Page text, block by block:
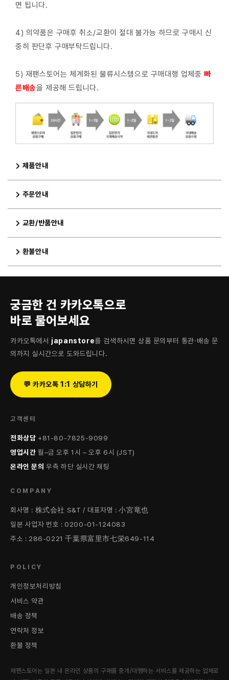
면 됩니다.
4) 의약품은 구매후 취소/교환이 절대 불가능 하므로 구매시 신
중히 판단후 구매부탁드립니다.
5) 재팬스토어는 체계화된 물류시스템으로 구매대행 업체중빠
른배송을 제공해 드립니다.
제품안내
주문안내
교환/반품안내
환불안내
궁금한 건 카카오톡으로
바로 물어보세요
카카오톡에서 japanstore를 검색하시면 상품 문의부터 통관·배송 문
의까지 실시간으로 도와드립니다.
💬 카카오톡 1:1 상담하기
고객센터
전화상담 +81-80-7825-9099
영업시간 월–금 오후 1시 – 오후 6시 (JST)
온라인 문의 우측 하단 실시간 채팅
COMPANY
회사명 : 株式会社 S&T / 대표자명 : 小宮竜也
일본 사업자 번호 : 0200-01-124083
주소 : 286-0221 千葉県富里市七栄649-114
POLICY
개인정보처리방침
서비스 약관
배송 정책
연락처 정보
환불 정책
재팬스토어는 일본 내 온라인 상품의 구매를 중개/대행하는 서비스를 제공하는 업체로